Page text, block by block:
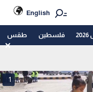
English
فلسطين طقس
1